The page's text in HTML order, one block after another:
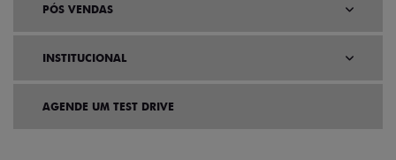
PÓS VENDAS
INSTITUCIONAL
AGENDE UM TEST DRIVE